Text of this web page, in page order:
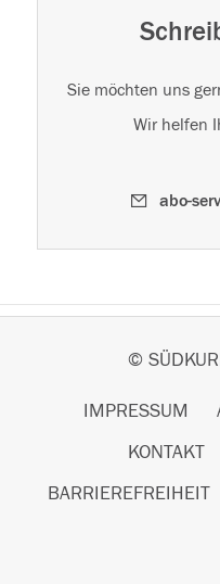
Sie möchten uns
Wir helfen
abo-
©
IMPRESSUM
KONTAKT
BARRIEREFREIHEIT